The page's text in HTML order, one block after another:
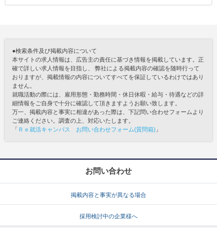
●検索条件及び掲載内容について
本サイトの求人情報は、広告主の責任に基づき情報を掲載しています。正
確で詳しい求人情報を目指し、 弊社による掲載内容の確認を随時行って
おりますが、掲載情報の内容についてすべてを保証しているわけではあり
ません。
就職活動の際には、雇用形態・勤務時間・休日休暇・給与・待遇などの詳
細情報をご自身で十分に確認して頂きますようお願い致します。
万一、掲載内容と事実に相違があった際は、下記問い合わせフォームより
ご連絡ください。調査の上、対応いたします。
「 Ｒｅ就活キャンパス お問い合わせフォーム(質問箱) 」
お問い合わせ
掲載内容と事実が異なる場合
採用検討中の企業様へ